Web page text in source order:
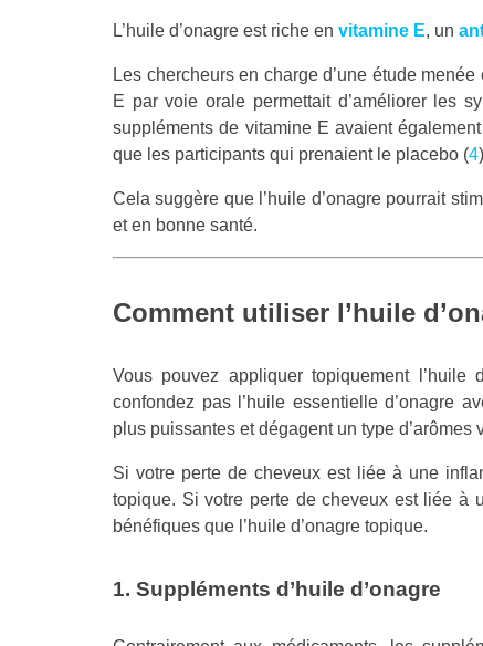
L’huile d’onagre est riche en vitamine E, un
Les chercheurs en charge d’une étude
E par voie orale permettait d’améliorer les
suppléments de vitamine E avaient
que les participants qui prenaient le placebo (4
Cela suggère que l’huile d’onagre pourrait
et en bonne santé.
Comment utiliser l’huile
Vous pouvez appliquer topiquement
confondez pas l’huile essentielle d’onagre
plus puissantes et dégagent un type d’arômes
Si votre perte de cheveux est liée à une
topique. Si votre perte de cheveux est liée à
bénéfiques que l’huile d’onagre topique.
1. Suppléments d’huile d’onagre